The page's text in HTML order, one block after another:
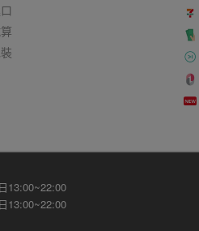
13:00~22:00
13:00~22:00